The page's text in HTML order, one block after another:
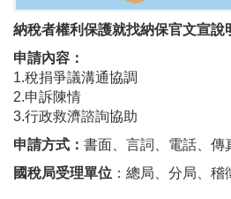
納稅者權利保護就找納保官文宣說
申請內容：
1.稅捐爭議溝通協調
2.申訴陳情
3.行政救濟諮詢協助
申請方式： 書面、言詞、電話、傳
國稅局受理單位 ：總局、分局、稽